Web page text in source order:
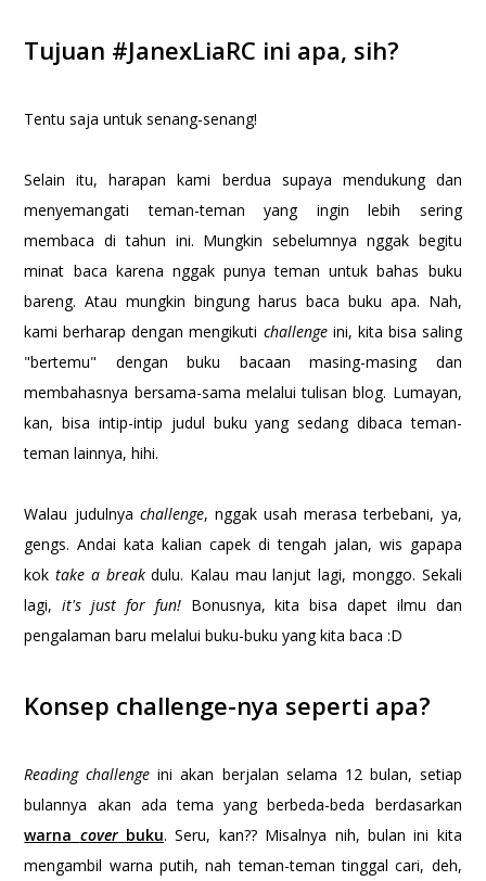
Tujuan #JanexLiaRC ini apa, sih?
Tentu saja untuk senang-senang!
Selain itu, harapan kami berdua supaya mendukung dan
menyemangati teman-teman yang ingin lebih sering
membaca di tahun ini. Mungkin sebelumnya nggak begitu
minat baca karena nggak punya teman untuk bahas buku
bareng. Atau mungkin bingung harus baca buku apa. Nah,
kami berharap dengan mengikuti challengeini, kita bisa saling
"bertemu" dengan buku bacaan masing-masing dan
membahasnya bersama-sama melalui tulisan blog. Lumayan,
kan, bisa intip-intip judul buku yang sedang dibaca teman-
teman lainnya, hihi.
Walau judulnya challenge, nggak usah merasa terbebani, ya,
gengs. Andai kata kalian capek di tengah jalan, wis gapapa
koktake a breakdulu. Kalau mau lanjut lagi, monggo. Sekali
lagi,it's just for fun!Bonusnya, kita bisa dapet ilmu dan
pengalaman baru melalui buku-buku yang kita baca :D
Konsep challenge-nya seperti apa?
Reading challenge ini akan berjalan selama 12 bulan, setiap
bulannya akan ada tema yang berbeda-beda berdasarkan
warna coverbuku. Seru, kan?? Misalnya nih, bulan ini kita
mengambil warna putih, nah teman-teman tinggal cari, deh,